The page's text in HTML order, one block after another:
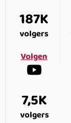
187K
volgers
Volgen
7,5K
volgers